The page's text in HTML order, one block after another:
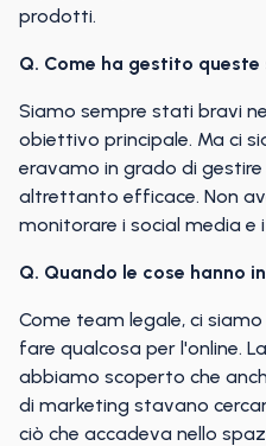
prodotti.
Q. Come ha gestito
Siamo sempre stati bravi
obiettivo principale. Ma ci
eravamo in grado di
altrettanto efficace. Non
monitorare i social media e
Q. Quando le cose hanno
Come team legale, ci
fare qualcosa per l'online.
abbiamo scoperto che
di marketing stavano
ciò che accadeva nello